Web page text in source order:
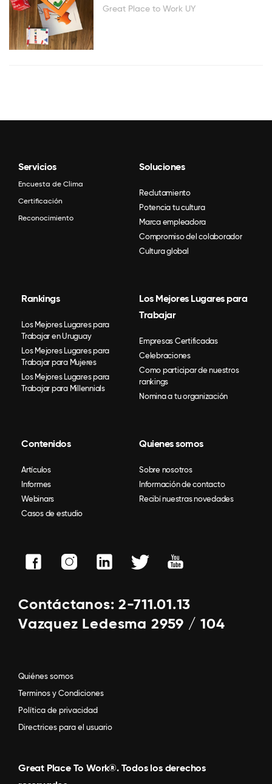
Great Place to Work UY
Servicios
Encuesta de Clima
Certificación
Reconocimiento
Soluciones
Reclutamiento
Potencia tu cultura
Marca empleadora
Compromiso del colaborador
Cultura global
Rankings
Los Mejores Lugares para
Trabajar en Uruguay
Los Mejores Lugares para
Trabajar para Mujeres
Los Mejores Lugares para
Trabajar para Millennials
Los Mejores Lugares para
Trabajar
Empresas Certificadas
Celebraciones
Como participar de nuestros
rankings
Nomina a tu organización
Contenidos
Artículos
Informes
Webinars
Casos de estudio
Quienes somos
Sobre nosotros
Información de contacto
Recibí nuestras novedades
Contáctanos: 2-711.01.13
Vazquez Ledesma 2959 / 104
Quiénes somos
Terminos y Condiciones
Política de privacidad
Directrices para el usuario
Great Place To Work®. Todos los derechos